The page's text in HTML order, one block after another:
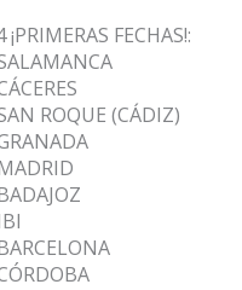
FECHAS!:
ROQUE (CÁDIZ)